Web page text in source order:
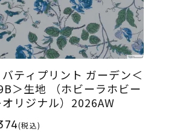
バティプリント ガーデン＜
＞生地 （ホビーラホビー
オリジナル）2026AW
(税込)